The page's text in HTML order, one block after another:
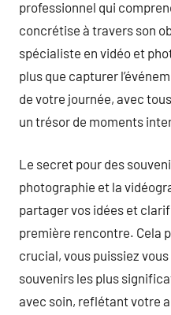
professionnel qui
concrétise à travers son
spécialiste en vidéo et
plus que capturer
de votre journée, avec
un trésor de moments
Le secret pour des
photographie et la
partager vos idées et
première rencontre. Cela
crucial, vous puissiez
souvenirs les plus
avec soin, reflétant votre